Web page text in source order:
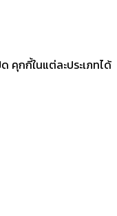
คุกกี้ในแต่ละประเภทได้